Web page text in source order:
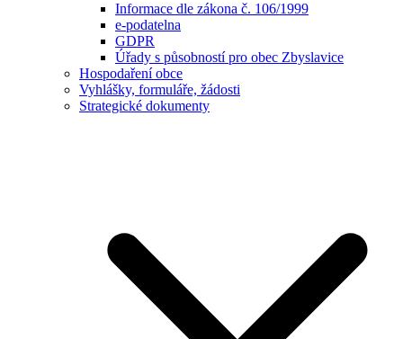
Informace dle zákona č. 106/1999
e-podatelna
GDPR
Úřady s působností pro obec Zbyslavice
Hospodaření obce
Vyhlášky, formuláře, žádosti
Strategické dokumenty